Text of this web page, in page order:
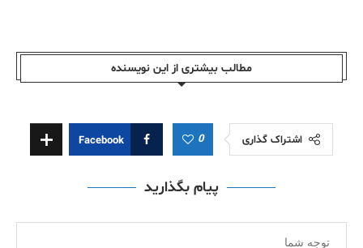
مطالب بیشتری از این نویسندە
اشتراک گذاری 0
Facebook
پیام بگذارید